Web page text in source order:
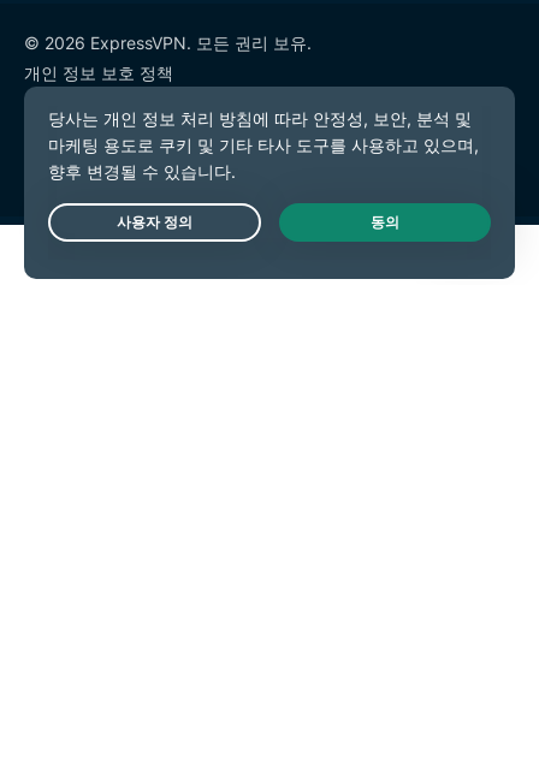
© 2026 ExpressVPN. 모든 권리 보유.
개인 정보 보호 정책
서비스 약관
쿠키 기본 설정
Live Chat